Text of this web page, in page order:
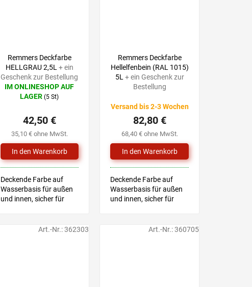
Remmers Deckfarbe
HELLGRAU 2,5L+ ein
Geschenk zur Bestellung
Die
durchschnittliche
Sternen.
IM ONLINESHOP AUF
LAGER(5 St)
35,10 € ohne MwSt.
42,50 €
Deckende Farbe auf
Wasserbasis für außen
und innen, sicher für
Remmers Deckfarbe
Hellelfenbein (RAL 1015)
5L+ ein Geschenk zur
Bestellung
Versand bis 2-3 Wochen
68,40 € ohne MwSt.
82,80 €
Deckende Farbe auf
Wasserbasis für außen
und innen, sicher für
Art.-Nr.:362303 Art.-Nr.:360705